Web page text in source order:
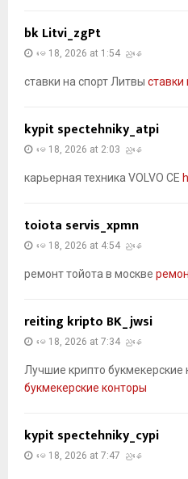
bk Litvi_zgPt
မေ 18, 2026 at 1:54 ညနေ
ставки на спорт Литвы ставки
kypit spectehniky_atpi
မေ 18, 2026 at 2:03 ညနေ
карьерная техника VOLVO CE
toiota servis_xpmn
မေ 18, 2026 at 4:54 ညနေ
ремонт тойота в москве
reiting kripto BK_jwsi
မေ 18, 2026 at 7:34 ညနေ
Лучшие крипто букмекерские
букмекерские конторы
kypit spectehniky_cypi
မေ 18, 2026 at 7:47 ညနေ